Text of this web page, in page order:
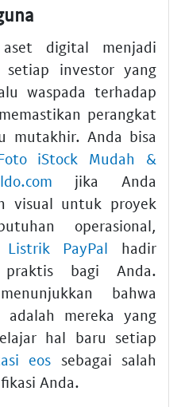
aset digital menjadi
investor yang
waspada terhadap
perangkat
mutakhir. Anda bisa
iStock Mudah &
jika Anda
visual untuk proyek
operasional,
PayPal hadir
praktis bagi Anda.
bahwa
adalah mereka yang
hal baru setiap
eos sebagai salah
Anda.